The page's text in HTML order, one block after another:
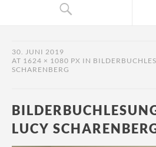
30. JUNI 2019
AT 1624 × 1080 PX IN
SCHARENBERG
LUCY